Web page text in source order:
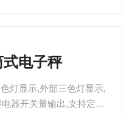
电子秤
灯显示,外部三色灯显示,
器开关量输出,支持定量